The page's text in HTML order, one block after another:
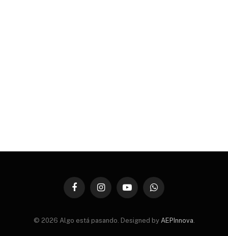
FacebookInstagramYouTubeWhatsApp
© 2026 Algo está pasando. Designed by AEPInnova